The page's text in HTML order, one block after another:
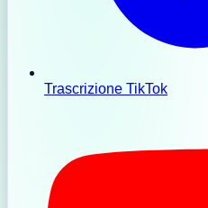
Trascrizione TikTok